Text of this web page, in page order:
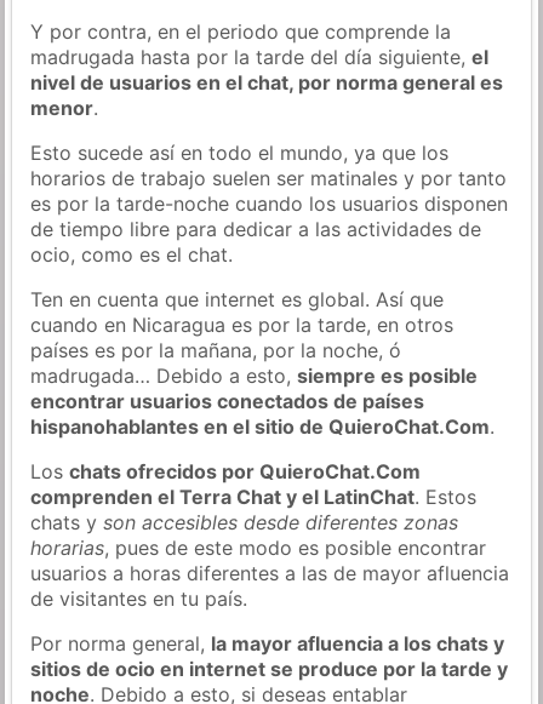
Y por contra, en el periodo que comprende la
madrugada hasta por la tarde del día siguiente,el
nivel de usuarios en el chat, por norma general es
menor.
Esto sucede así en todo el mundo, ya que los
horarios de trabajo suelen ser matinales y por tanto
es por la tarde-noche cuando los usuarios disponen
de tiempo libre para dedicar a las actividades de
ocio, como es el chat.
Ten en cuenta que internet es global. Así que
cuando en Nicaragua es por la tarde, en otros
países es por la mañana, por la noche, ó
madrugada… Debido a esto,siempre es posible
encontrar usuarios conectados de países
hispanohablantes en el sitio de QuieroChat.Com.
Loschats ofrecidos por QuieroChat.Com
comprenden el Terra Chat y el LatinChat. Estos
chats yson accesibles desde diferentes zonas
horarias, pues de este modo es posible encontrar
usuarios a horas diferentes a las de mayor afluencia
de visitantes en tu país.
Por norma general, la mayor afluencia a los chats y
sitios de ocio en internet se produce por la tarde y
noche. Debido a esto, si deseas entablar